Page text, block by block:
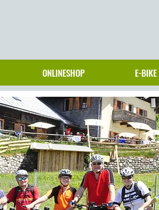
ONLINESHOP E-BIKE